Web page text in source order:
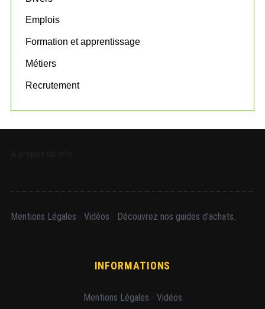
Emplois
Formation et apprentissage
Métiers
Recrutement
Mentions Légales Vidéos Découvrez nos guides d'achats.
INFORMATIONS
Mentions Légales Vidéos